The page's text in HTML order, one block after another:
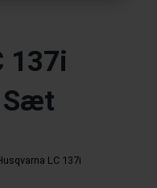
137i
Sæt
LC 137i